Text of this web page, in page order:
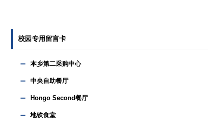
校园专用留言卡
本乡第二采购中心
中央自助餐厅
Hongo Second餐厅
地铁食堂